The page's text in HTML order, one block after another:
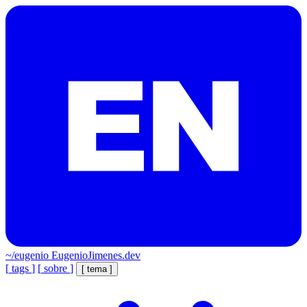
~/eugenio EugenioJimenes.dev
[ tags ] [ sobre ] [ tema ]